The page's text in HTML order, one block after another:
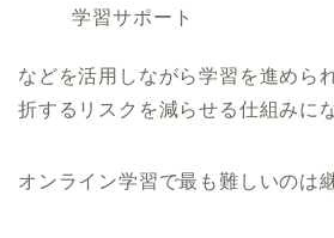
学習サポート
などを活用しながら学習を進めら
折するリスクを減らせる仕組みに
オンライン学習で最も難しいのは